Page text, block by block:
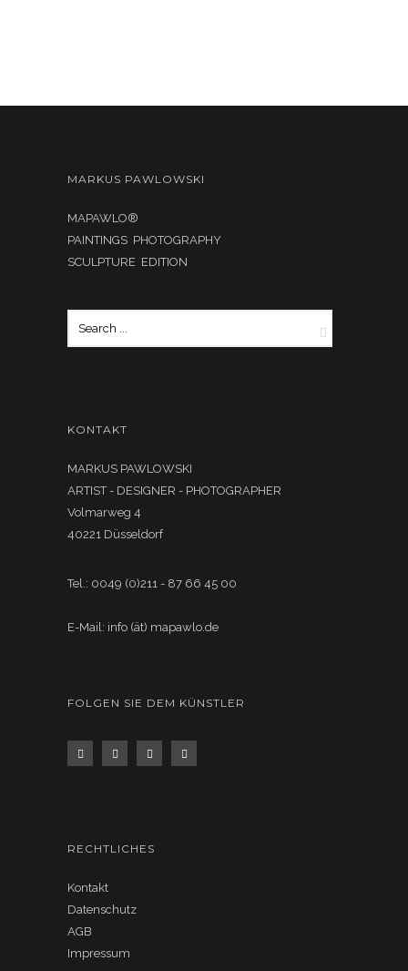
MARKUS PAWLOWSKI
MAPAWLO®
PAINTINGS PHOTOGRAPHY
SCULPTURE EDITION
KONTAKT
MARKUS PAWLOWSKI
ARTIST - DESIGNER - PHOTOGRAPHER
Volmarweg 4
40221 Düsseldorf
Tel.: 0049 (0)211 - 87 66 45 00
E-Mail: info (ät) mapawlo.de
FOLGEN SIE DEM KÜNSTLER
RECHTLICHES
Kontakt
Datenschutz
AGB
Impressum